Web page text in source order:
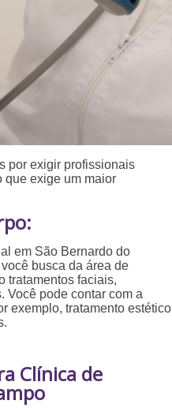
por exigir profissionais
que exige um maior
em São Bernardo do
busca da área de
tratamentos faciais,
Você pode contar com a
exemplo, tratamento estético
Clínica de